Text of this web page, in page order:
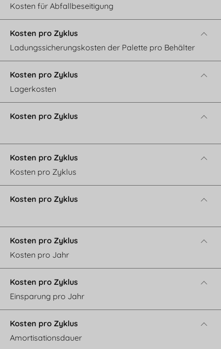
Kosten für Abfallbeseitigung
Ladungssicherungskosten der Palette pro Behälter
Lagerkosten
Kosten pro Zyklus
Kosten pro Jahr
Einsparung pro Jahr
Amortisationsdauer